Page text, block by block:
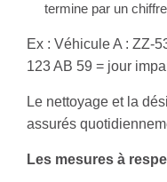
termine par un
Ex : Véhicule A : ZZ-
123 AB 59 = jour
Le nettoyage et la
assurés
Les mesures à